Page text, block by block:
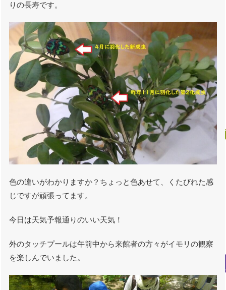
りの長寿です。
色の違いがわかりますか？ちょっと色あせて、くたびれた感
じですが頑張ってます。
今日は天気予報通りのいい天気！
外のタッチプールは午前中から来館者の方々がイモリの観察
を楽しんでいました。